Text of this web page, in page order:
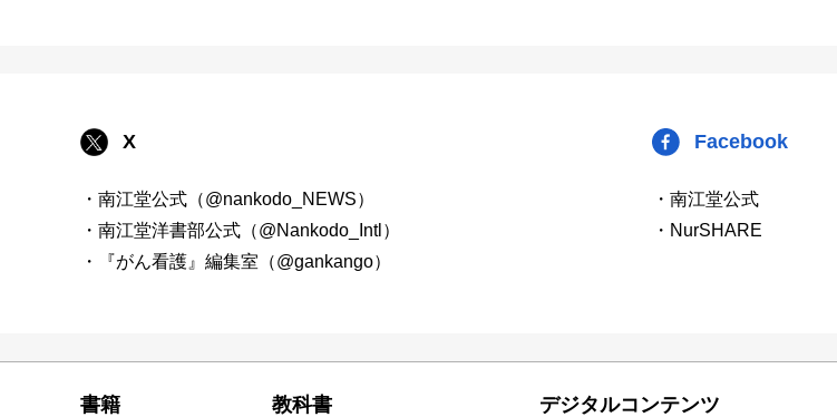
X
・南江堂公式（@nankodo_NEWS）
・南江堂洋書部公式（@Nankodo_Intl）
・『がん看護』編集室（@gankango）
Facebook
・南江堂公式
・NurSHARE
書籍 教科書 デジタルコンテンツ